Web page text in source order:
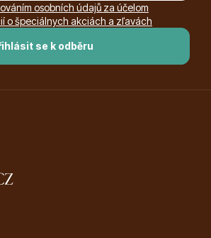
se k odběru
osobních údajů za účelom
o špeciálnych akciách a zľavách